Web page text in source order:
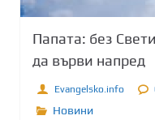
Папата: без
да върви напред
Evangelsko.info
Новини